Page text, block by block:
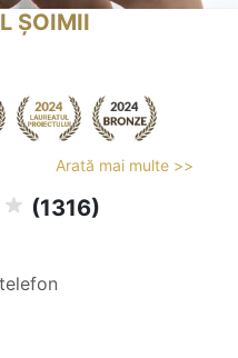
ȘOIMII
Arată mai multe >>
(1316)